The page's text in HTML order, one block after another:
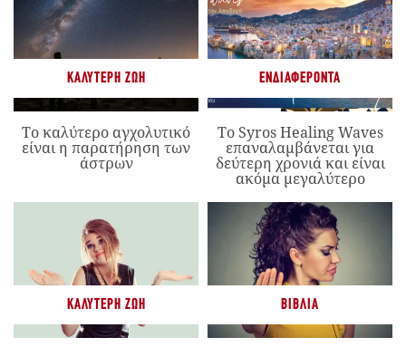
ΚΑΛΎΤΕΡΗ ΖΩΉ
Το καλύτερο αγχολυτικό
είναι η παρατήρηση των
άστρων
ΕΝΔΙΑΦΈΡΟΝΤΑ
Το Syros Healing Waves
επαναλαμβάνεται για
δεύτερη χρονιά και είναι
ακόμα μεγαλύτερο
ΚΑΛΎΤΕΡΗ ΖΩΉ ΒΙΒΛΊΑ